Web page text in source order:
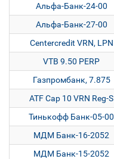
Альфа-Банк-24-00
Альфа-Банк-27-00
Centercredit VRN, LPN
VTB 9.50 PERP
Газпромбанк, 7.875
ATF Cap 10 VRN Reg-S
Тинькофф Банк-05-00
МДМ Банк-16-2052
МДМ Банк-15-2052